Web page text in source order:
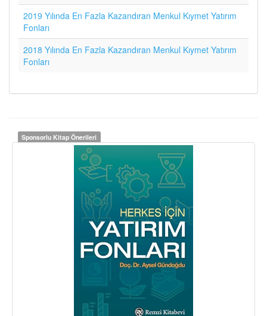
2019 Yılında En Fazla Kazandıran Menkul Kıymet Yatırım
Fonları
2018 Yılında En Fazla Kazandıran Menkul Kıymet Yatırım
Fonları
Sponsorlu Kitap Önerileri